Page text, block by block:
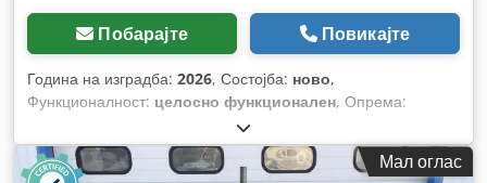
Побарајте Повикајте
Година на изградба: 2026, Состојба: ново,
Функционалност: целосно функционален, Опрема:
Мал оглас